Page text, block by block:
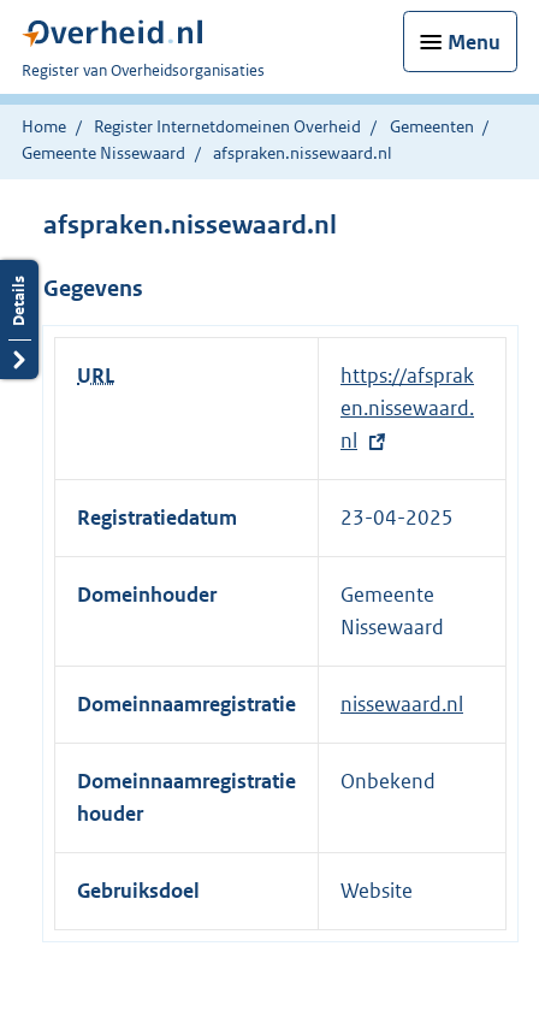
Menu
U
bent
nu
hier:
Register van Overheidsorganisaties
Home Register Internetdomeinen Overheid
Gemeenten
Gemeente Nissewaard
afspraken.nissewaard.nl
afspraken.nissewaard.nl
Gegevens
URL
E
x
t
e
r
l
i
n
k
https://afsprak
en.nissewaard.
nl
Registratiedatum 23-04-2025
Domeinhouder
Gemeente
Nissewaard
Domeinnaamregistratie nissewaard.nl
Domeinnaamregistratie
houder
Onbekend
Gebruiksdoel Website